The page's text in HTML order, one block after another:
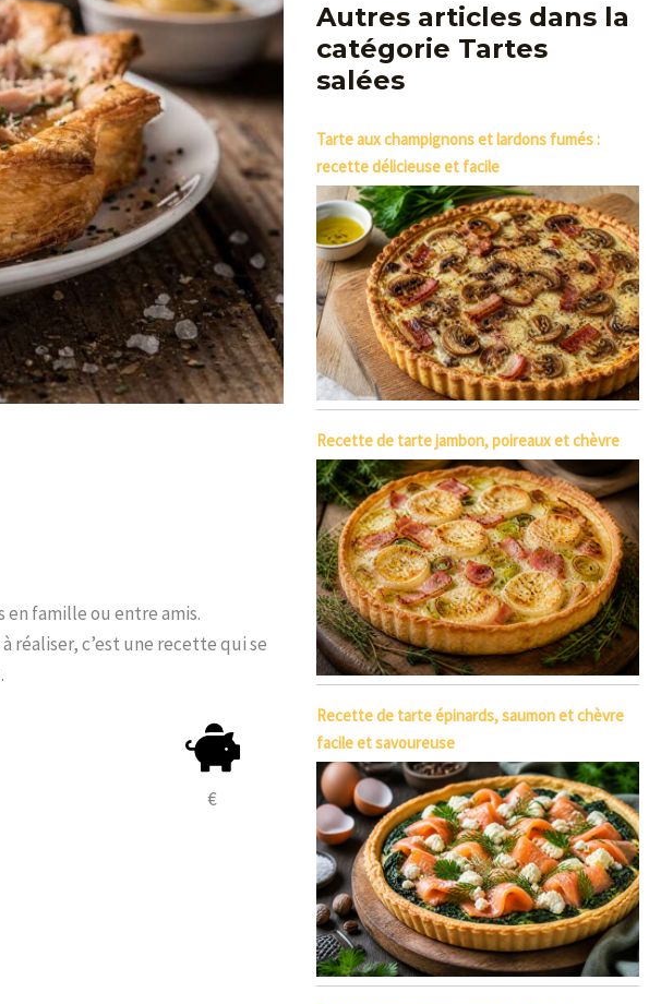
famille ou entre amis.
réaliser, c’est une recette qui se
€
Autres articles dans la
catégorie Tartes
salées
Tarte aux champignons et lardons fumés :
recette délicieuse et facile
Recette de tarte jambon, poireaux et chèvre
Recette de tarte épinards, saumon et chèvre
facile et savoureuse